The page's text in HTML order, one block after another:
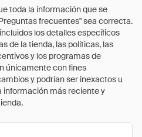
toda la información que se
frecuentes" sea correcta.
los detalles específicos
de la tienda, las políticas, las
y los programas de
únicamente con fines
y podrían ser inexactos u
información más reciente y